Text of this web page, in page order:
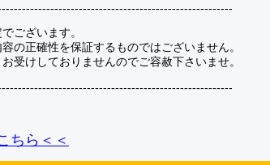
ございます。
の正確性を保証するものではございません。
受けしておりませんのでご容赦下さいませ。
ちら＜＜